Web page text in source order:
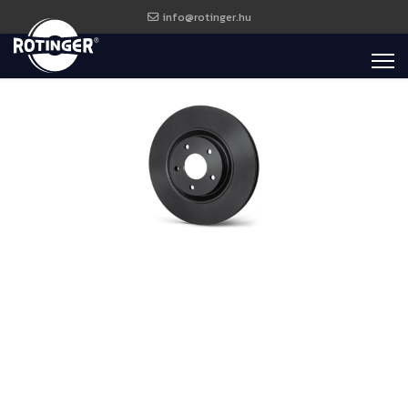
info@rotinger.hu